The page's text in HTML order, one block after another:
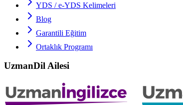
YDS / e-YDS Kelimeleri
Blog
Garantili Eğitim
Ortaklık Programı
UzmanDil Ailesi